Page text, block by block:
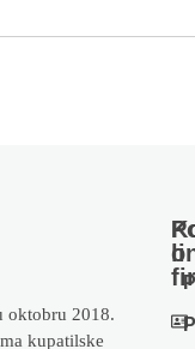
oktobru 2018.
kupatilske
o